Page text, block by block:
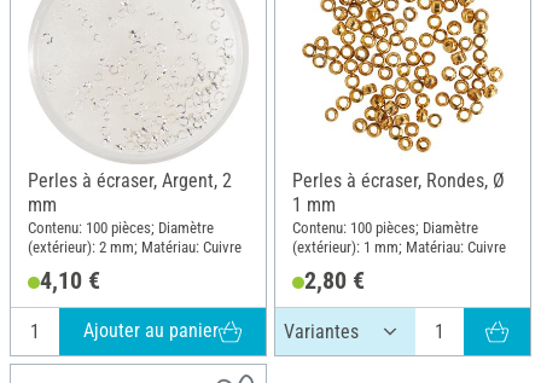
Perles à écraser, Argent, 2
mm
Contenu: 100 pièces; Diamètre
(extérieur): 2 mm; Matériau: Cuivre
4,10 €
Ajouter au panier
Perles à écraser, Rondes, Ø
1 mm
Contenu: 100 pièces; Diamètre
(extérieur): 1 mm; Matériau: Cuivre
2,80 €